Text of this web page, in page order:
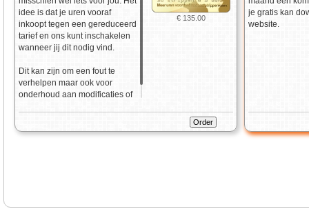
idee is dat je uren vooraf
inkoopt tegen een gereduceerd
tarief en ons kunt inschakelen
wanneer jij dit nodig vind.
Dit kan zijn om een fout te
verhelpen maar ook voor
onderhoud aan modificaties of
€ 135.00
je gratis kan
website.